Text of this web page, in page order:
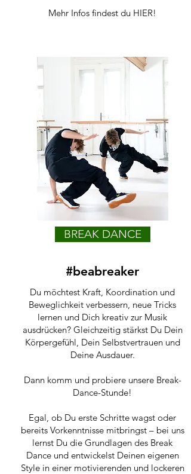
Mehr Infos findest du HIER!
BREAK DANCE
#beabreaker
Du möchtest Kraft, Koordination und
Beweglichkeit verbessern, neue Tricks
lernen und Dich kreativ zur Musik
ausdrücken? Gleichzeitig stärkst Du Dein
Körpergefühl, Dein Selbstvertrauen und
Deine Ausdauer.
Dann komm und probiere unsere Break-
Dance-Stunde!
Egal, ob Du erste Schritte wagst oder
bereits Vorkenntnisse mitbringst – bei uns
lernst Du die Grundlagen des Break
Dance und entwickelst Deinen eigenen
Style in einer motivierenden und lockeren